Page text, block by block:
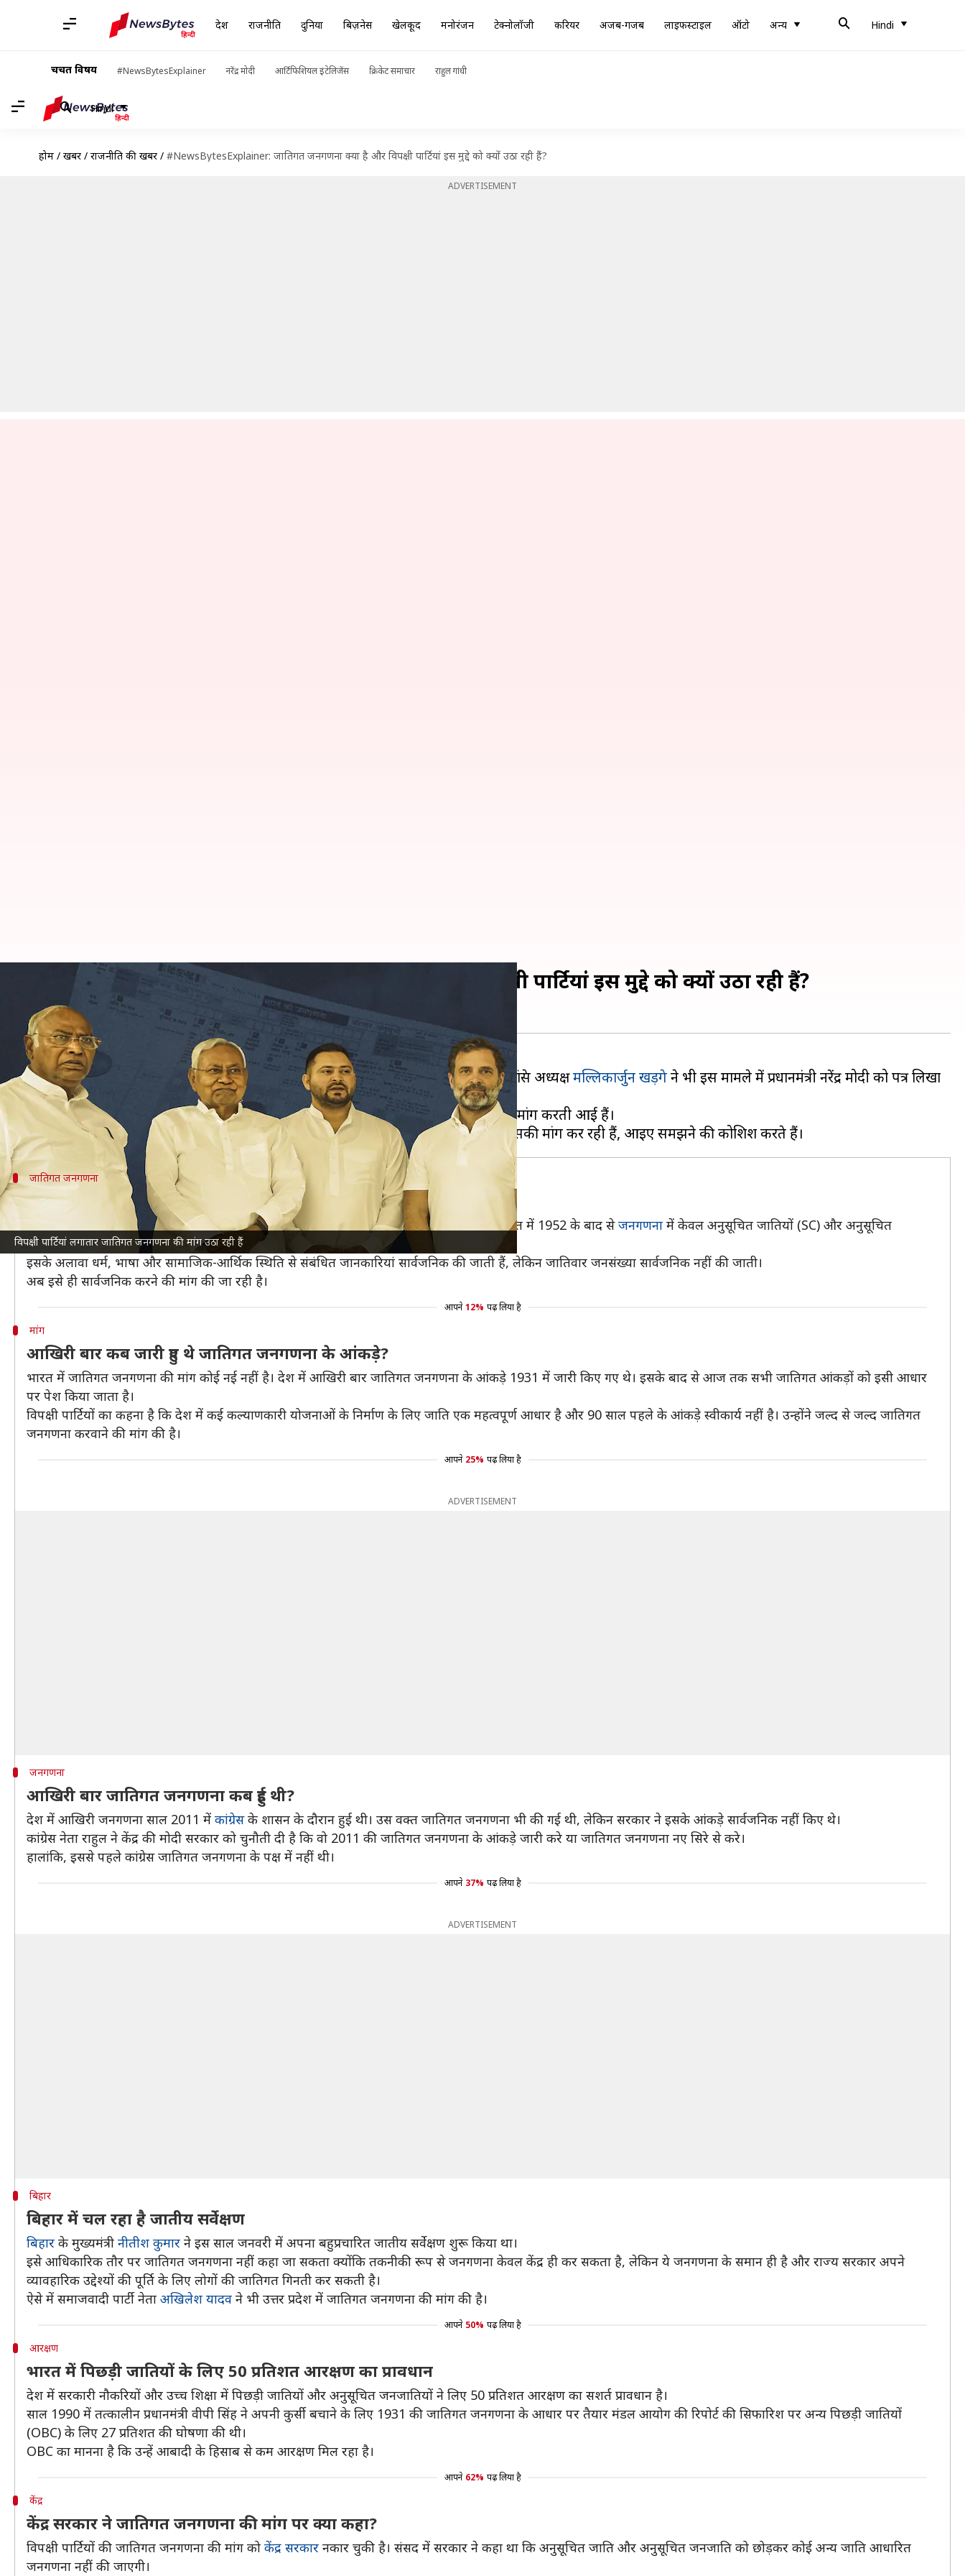
देश राजनीति दुनिया बिज़नेस खेलकूद मनोरंजन टेक्नोलॉजी करियर अजब-गजब लाइफस्टाइल ऑटो अन्य Hindi
चर्चित विषय #NewsBytesExplainer नरेंद्र मोदी आर्टिफिशियल इंटेलिजेंस क्रिकेट समाचार राहुल गांधी
Hindi
होम / खबरें / राजनीति की खबरें / #NewsBytesExplainer: जातिगत जनगणना क्या है और विपक्षी पार्टियां इस मुद्दे को क्यों उठा रही हैं?
ADVERTISEMENT
विपक्षी पार्टियां लगातार जातिगत जनगणना की मांग उठा रही हैं
#NewsBytesExplainer: जातिगत जनगणना क्या है और विपक्षी पार्टियां इस मुद्दे को क्यों उठा रही हैं?
नवीन Apr 18, 2023 07:54 pm
क्या है खबर?
कांग्रेस नेताराहुल गांधी ने केंद्र की मोदी सरकार को जातिगत जनगणना कराने के चुनौती दी है, वहीं कांग्रेस अध्यक्षमल्लिकार्जुन खड़गेने भी इस मामले में प्रधानमंत्री नरेंद्र मोदी को पत्र लिखा
है।
इससे पहले अन्य विपक्षी पार्टियां भी केंद्र सरकार से जनगणना के साथ-साथ जातिगत जनगणना की मांग करती आई हैं।
जातिगत जनगणना
क्या होती है जातिगत जनगणना?
जातिगत जनगणना का अर्थ है, जनगणना में भारत की जनसंख्या का जातिवार सारणीकरण करना है। भारत में 1952 के बाद सेजनगणना में केवल अनुसूचित जातियों (SC) और अनुसूचित
जनजातियों (ST) को डाटा सार्वजनिक किया जाता है।
इसके अलावा धर्म, भाषा और सामाजिक-आर्थिक स्थिति से संबंधित जानकारियां सार्वजनिक की जाती हैं, लेकिन जातिवार जनसंख्या सार्वजनिक नहीं की जाती।
अब इसे ही सार्वजनिक करने की मांग की जा रही है।
आपने 12% पढ़ लिया है
मांग
आखिरी बार कब जारी हुए थे जातिगत जनगणना के आंकड़े?
भारत में जातिगत जनगणना की मांग कोई नई नहीं है। देश में आखिरी बार जातिगत जनगणना के आंकड़े 1931 में जारी किए गए थे। इसके बाद से आज तक सभी जातिगत आंकड़ों को इसी आधार
पर पेश किया जाता है।
विपक्षी पार्टियों का कहना है कि देश में कई कल्याणकारी योजनाओं के निर्माण के लिए जाति एक महत्वपूर्ण आधार है और 90 साल पहले के आंकड़े स्वीकार्य नहीं है। उन्होंने जल्द से जल्द जातिगत
जनगणना करवाने की मांग की है।
आपने 25% पढ़ लिया है
ADVERTISEMENT
जनगणना
आखिरी बार जातिगत जनगणना कब हुई थी?
देश में आखिरी जनगणना साल 2011 में कांग्रेसके शासन के दौरान हुई थी। उस वक्त जातिगत जनगणना भी की गई थी, लेकिन सरकार ने इसके आंकड़े सार्वजनिक नहीं किए थे।
कांग्रेस नेता राहुल ने केंद्र की मोदी सरकार को चुनौती दी है कि वो 2011 की जातिगत जनगणना के आंकड़े जारी करे या जातिगत जनगणना नए सिरे से करे।
हालांकि, इससे पहले कांग्रेस जातिगत जनगणना के पक्ष में नहीं थी।
आपने 37% पढ़ लिया है
ADVERTISEMENT
बिहार
बिहार में चल रहा है जातीय सर्वेक्षण
बिहार के मुख्यमंत्री नीतीश कुमार ने इस साल जनवरी में अपना बहुप्रचारित जातीय सर्वेक्षण शुरू किया था।
इसे आधिकारिक तौर पर जातिगत जनगणना नहीं कहा जा सकता क्योंकि तकनीकी रूप से जनगणना केवल केंद्र ही कर सकता है, लेकिन ये जनगणना के समान ही है और राज्य सरकार अपने
व्यावहारिक उद्देश्यों की पूर्ति के लिए लोगों की जातिगत गिनती कर सकती है।
ऐसे में समाजवादी पार्टी नेता अखिलेश यादव ने भी उत्तर प्रदेश में जातिगत जनगणना की मांग की है।
आपने 50% पढ़ लिया है
आरक्षण
भारत में पिछड़ी जातियों के लिए 50 प्रतिशत आरक्षण का प्रावधान
देश में सरकारी नौकरियों और उच्च शिक्षा में पिछड़ी जातियों और अनुसूचित जनजातियों ने लिए 50 प्रतिशत आरक्षण का सशर्त प्रावधान है।
साल 1990 में तत्कालीन प्रधानमंत्री वीपी सिंह ने अपनी कुर्सी बचाने के लिए 1931 की जातिगत जनगणना के आधार पर तैयार मंडल आयोग की रिपोर्ट की सिफारिश पर अन्य पिछड़ी जातियों
(OBC) के लिए 27 प्रतिशत की घोषणा की थी।
OBC का मानना है कि उन्हें आबादी के हिसाब से कम आरक्षण मिल रहा है।
आपने 62% पढ़ लिया है
केंद्र
केंद्र सरकार ने जातिगत जनगणना की मांग पर क्या कहा?
विपक्षी पार्टियों की जातिगत जनगणना की मांग को केंद्र सरकार नकार चुकी है। संसद में सरकार ने कहा था कि अनुसूचित जाति और अनुसूचित जनजाति को छोड़कर कोई अन्य जाति आधारित
जनगणना नहीं की जाएगी।